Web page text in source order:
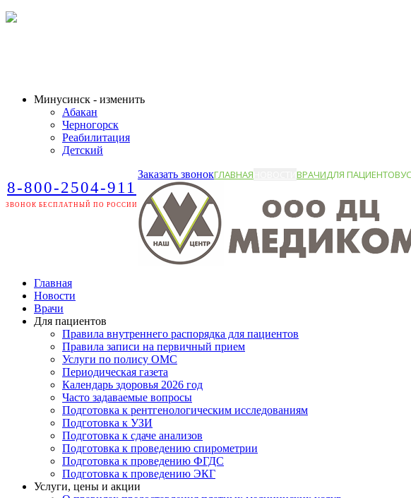
Минусинск - изменить
Абакан
Черногорск
Реабилитация
Детский
8-800-2504-911
ЗВОНОК БЕСПЛАТНЫЙ ПО РОССИИ
Заказать звонокГЛАВНАЯ ВРАЧИДЛЯ ПАЦИЕНТОВ
Главная
Новости
Врачи
Для пациентов
Правила внутреннего распорядка для пациентов
Правила записи на первичный прием
Услуги по полису ОМС
Периодическая газета
Календарь здоровья 2026 год
Часто задаваемые вопросы
Подготовка к рентгенологическим исследованиям
Подготовка к УЗИ
Подготовка к сдаче анализов
Подготовка к проведению спирометрии
Подготовка к проведению ФГДС
Подготовка к проведению ЭКГ
Услуги, цены и акции